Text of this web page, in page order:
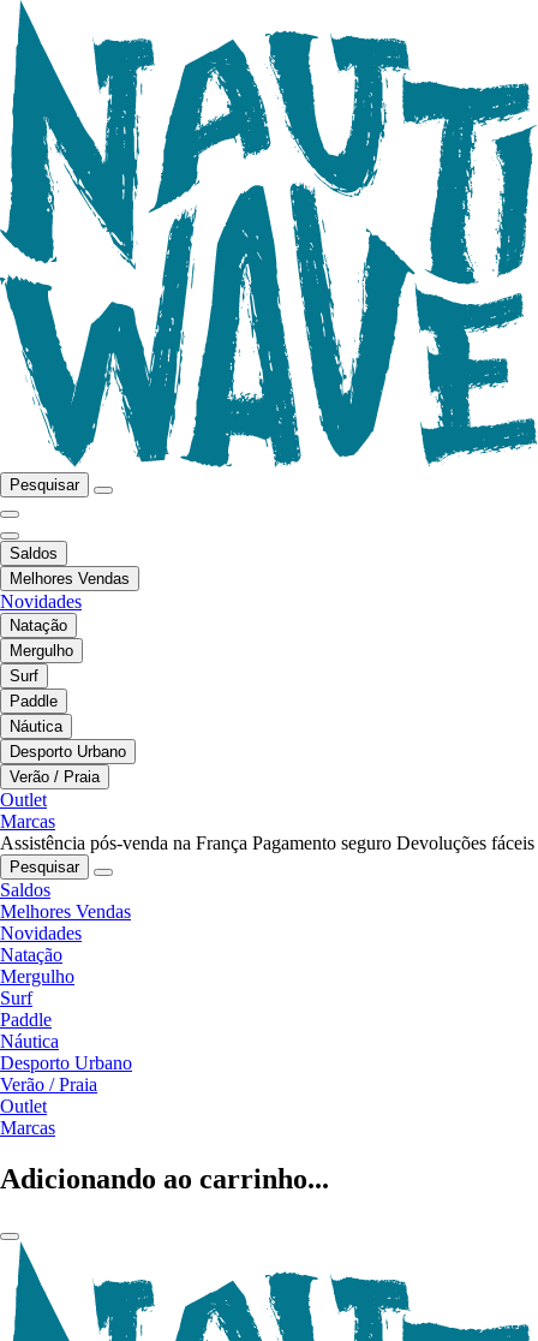
Pesquisar
Saldos
Melhores Vendas
Novidades
Natação
Mergulho
Surf
Paddle
Náutica
Desporto Urbano
Verão / Praia
Outlet
Marcas
Assistência pós-venda na França Pagamento seguro Devoluções fáceis
Pesquisar
Saldos
Melhores Vendas
Novidades
Natação
Mergulho
Surf
Paddle
Náutica
Desporto Urbano
Verão / Praia
Outlet
Marcas
Adicionando ao carrinho...